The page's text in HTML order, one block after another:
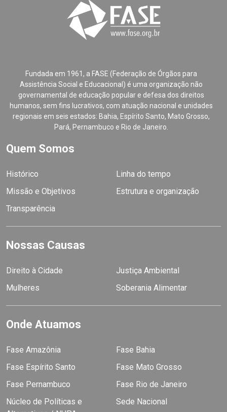
Fundada em 1961, a FASE (Federação de Órgãos para
Assistência Social e Educacional) é uma organização não
governamental de educação popular e defesa dos direitos
humanos, sem fins lucrativos, com atuação nacional e unidades
regionais em seis estados: Bahia, Espírito Santo, Mato Grosso,
Pará, Pernambuco e Rio de Janeiro.
Quem Somos
Histórico
Linha do tempo
Missão e Objetivos
Estrutura e organização
Transparência
Nossas Causas
Direito à Cidade
Justiça Ambiental
Mulheres
Soberania Alimentar
Onde Atuamos
Fase Amazônia
Fase Bahia
Fase Espírito Santo
Fase Mato Grosso
Fase Pernambuco
Fase Rio de Janeiro
Núcleo de Políticas e
Sede Nacional